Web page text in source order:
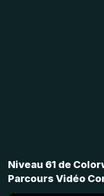
Niveau 61 de
Parcours Vidéo